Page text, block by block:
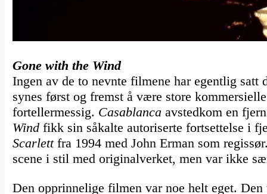
Gone with the Wind
Ingen av de to nevnte filmene har egentlig
synes først og fremst å være store
fortellermessig. Casablanca avstedkom en
Windfikk sin såkalte autoriserte fortsettelse i
Scarlett fra 1994 med John Erman som
scene i stil med originalverket, men var ikke
Den opprinnelige filmen var noe helt eget.